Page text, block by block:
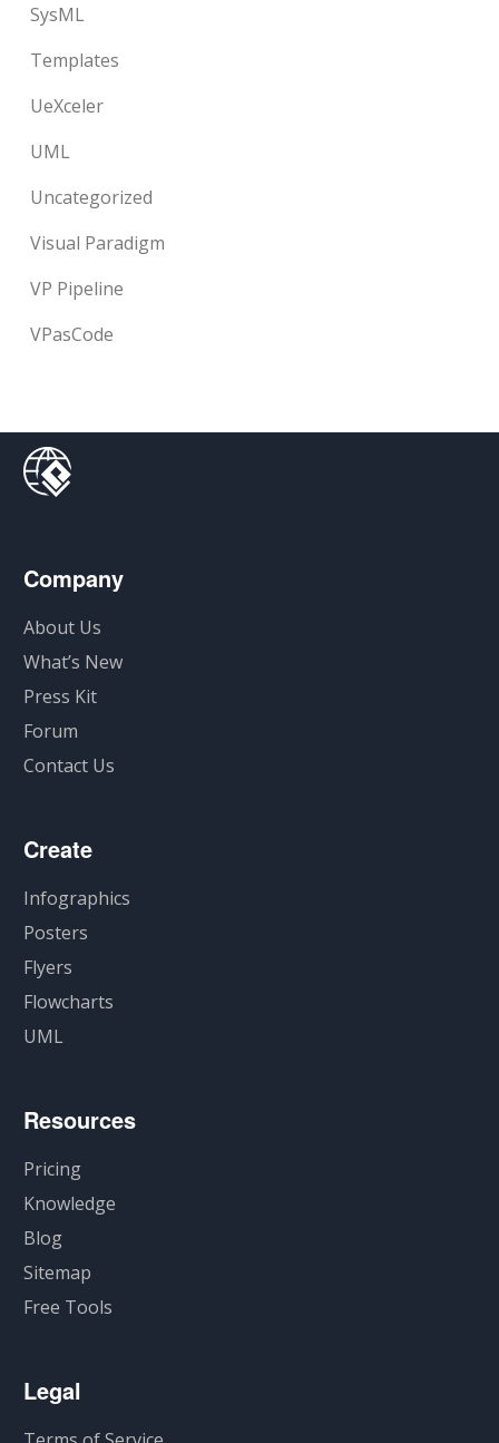
SysML
Templates
UeXceler
UML
Uncategorized
Visual Paradigm
VP Pipeline
VPasCode
Company
About Us
What’s New
Press Kit
Forum
Contact Us
Create
Infographics
Posters
Flyers
Flowcharts
UML
Resources
Pricing
Knowledge
Blog
Sitemap
Free Tools
Legal